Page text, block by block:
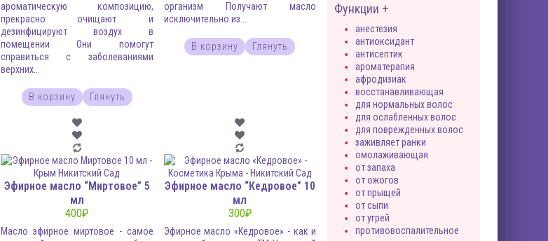
ароматическую композицию,
прекрасно очищают и
дезинфицируют воздух в
помещении Они помогут
справиться с заболеваниями
верхних...
В корзину Глянуть
организм Получают масло
исключительно из...
В корзину Глянуть
Эфирное масло “Миртовое” 5
мл
400₽
Масло эфирное миртовое - самое
Эфирное масло “Кедровое” 10
мл
300₽
Эфирное масло «Кедровое» - как и
Функции +
анестезия
антиоксидант
антисептик
ароматерапия
афродизиак
восстанавливающая
для нормальных волос
для ослабленных волос
для поврежденных волос
заживляет ранки
омолаживающая
от запаха
от ожогов
от прыщей
от сыпи
от угрей
противовоспалительное